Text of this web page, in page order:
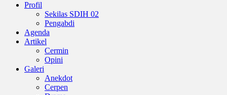
Profil
Sekilas SDIH 02
Pengabdi
Agenda
Artikel
Cermin
Opini
Galeri
Anekdot
Cerpen